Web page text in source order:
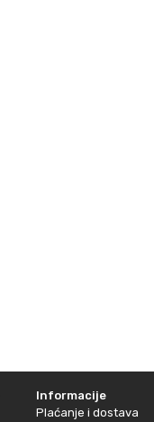
Informacije
Plaćanje i dostava